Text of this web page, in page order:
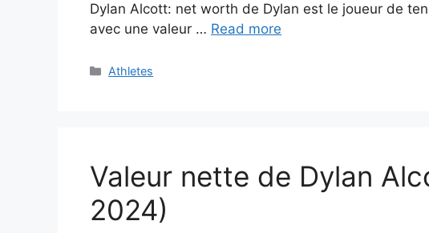
Dylan Alcott: net worth de Dylan est le joueur de
avec une valeur … Read more
Categories
Athletes
Valeur nette de Dylan
2024)